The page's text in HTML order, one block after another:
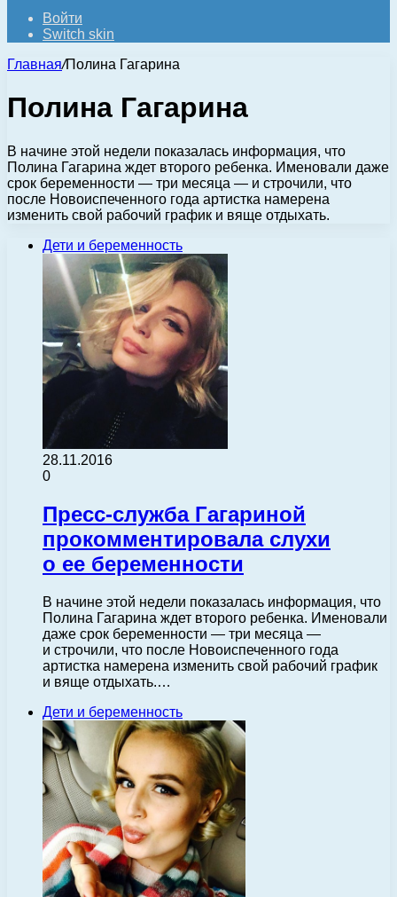
Войти
Switch skin
Главная/Полина Гагарина
Полина Гагарина
В начине этой недели показалась информация, что
Полина Гагарина ждет второго ребенка. Именовали даже
срок беременности — три месяца — и строчили, что
после Новоиспеченного года артистка намерена
изменить свой рабочий график и вяще отдыхать.
Дети и беременность
28.11.2016
0
Пресс-служба Гагариной
прокомментировала слухи
о ее беременности
В начине этой недели показалась информация, что
Полина Гагарина ждет второго ребенка. Именовали
даже срок беременности — три месяца —
и строчили, что после Новоиспеченного года
артистка намерена изменить свой рабочий график
и вяще отдыхать.…
Дети и беременность